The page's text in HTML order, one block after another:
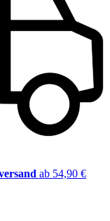
ab 54,90 €